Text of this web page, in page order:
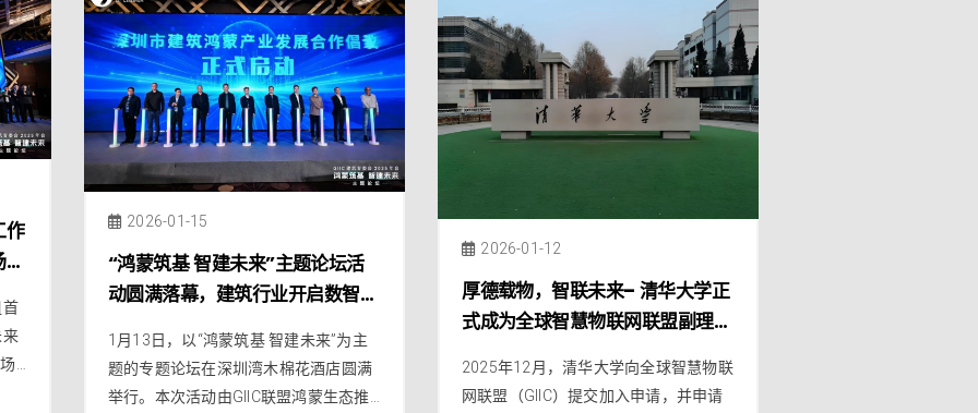
作
首
来
2026-01-15
“鸿蒙筑基 智建未来”主题论坛活
动圆满落幕，建筑行业开启数智新
1月13日，以“鸿蒙筑基 智建未来”为主
题的专题论坛在深圳湾木棉花酒店圆满
举行。本次活动由GIIC联盟鸿蒙生态推
2026-01-12
厚德载物，智联未来– 清华大学正
式成为全球智慧物联网联盟副理事
2025年12月，清华大学向全球智慧物联
网联盟（GIIC）提交加入申请，并申请